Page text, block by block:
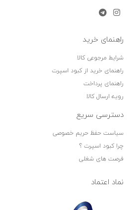
راهنمای خرید
شرایط مرجوعی کالا
راهنمای خرید از کبود اسپرت
راهنمای پرداخت
رویه ارسال کالا
دسترسی سریع
سیاست حفظ حریم خصوصی
چرا کبود اسپرت ؟
فرصت های شغلی
نماد اعتماد